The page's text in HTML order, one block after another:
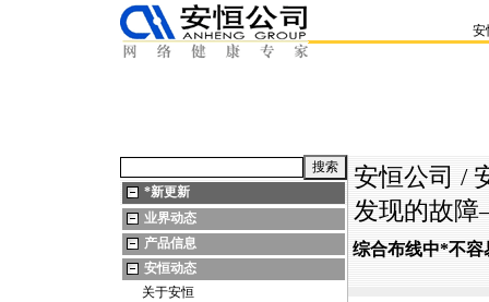
安
*新更新
业界动态
产品信息
安恒动态
关于安恒
安恒公司 /
发现的故
综合布线中*不